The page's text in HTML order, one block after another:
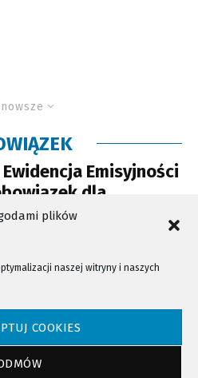
plików
naszej witryny i naszych
COOKIES
Emisyjności
dla
© 2023 Wszystkie prawa zastrzeżone!